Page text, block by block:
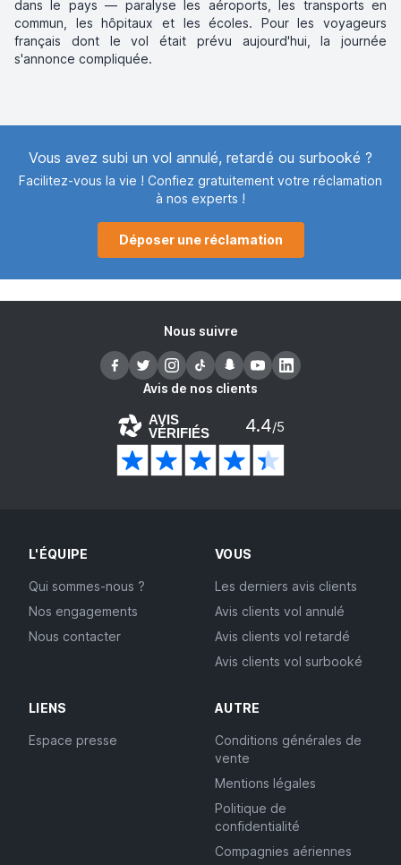
dans le pays — paralyse les aéroports, les transports en
commun, les hôpitaux et les écoles. Pour les voyageurs
français dont le vol était prévu aujourd'hui, la journée
s'annonce compliquée.
Vous avez subi un vol annulé, retardé ou surbooké ?
Facilitez-vous la vie ! Confiez gratuitement votre réclamation
à nos experts !
Déposer une réclamation
Nous suivre
Avis de nos clients
AVIS
VÉRIFIÉS 4.4/5
L'ÉQUIPE
Qui sommes-nous ?
Nos engagements
Nous contacter
VOUS
Les derniers avis clients
Avis clients vol annulé
Avis clients vol retardé
Avis clients vol surbooké
LIENS
Espace presse
AUTRE
Conditions générales de
vente
Mentions légales
Politique de
confidentialité
Compagnies aériennes